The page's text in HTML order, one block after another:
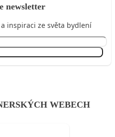
newsletter
inspiraci ze světa bydlení
WEBECH